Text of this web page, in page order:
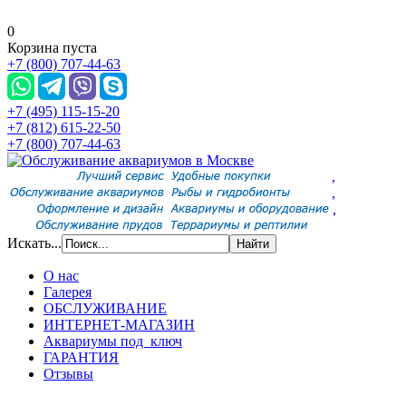
0
Корзина пуста
+7 (800) 707-44-63
+7 (495) 115-15-20
+7 (812) 615-22-50
+7 (800) 707-44-63
,
,
,
Искать...
О нас
Галерея
ОБСЛУЖИВАНИЕ
ИНТЕРНЕТ-МАГАЗИН
Аквариумы под ключ
ГАРАНТИЯ
Отзывы